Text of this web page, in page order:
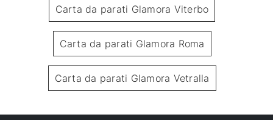
Carta da parati Glamora Viterbo
Carta da parati Glamora Roma
Carta da parati Glamora Vetralla